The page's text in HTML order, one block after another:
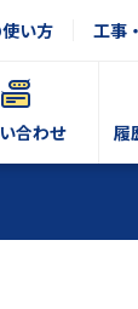
い方 工事
合わせ 履